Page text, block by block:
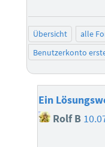
Übersicht alle
Benutzerkonto
Ein
Rolf B